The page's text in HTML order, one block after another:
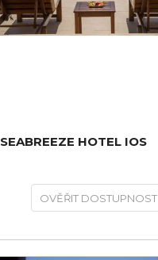
SEABREEZE HOTEL IOS
OVĚŘIT DOSTUPNOST